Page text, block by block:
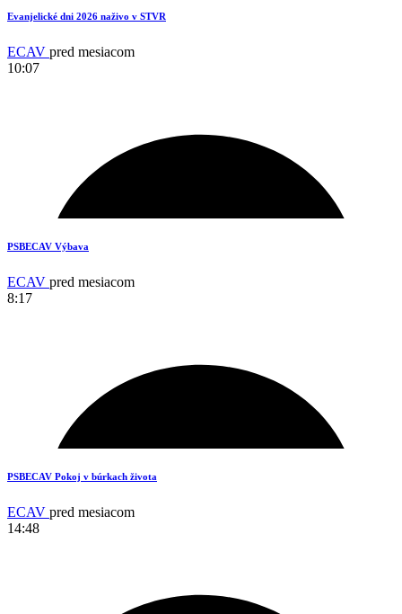
Evanjelické dni 2026 naživo v STVR
ECAV pred mesiacom
10:07
14
PSBECAV Výbava
ECAV pred mesiacom
8:17
PSBECAV Pokoj v búrkach života
ECAV pred mesiacom
14:48